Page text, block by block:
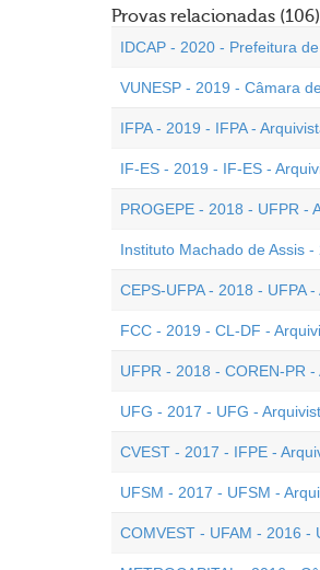
Provas relacionadas (106)
IDCAP - 2020 - Prefeitura
VUNESP - 2019 - Câmara
IFPA - 2019 - IFPA -
IF-ES - 2019 - IF-ES -
PROGEPE - 2018 - UFPR -
Instituto Machado de Assis
CEPS-UFPA - 2018 - UFPA -
FCC - 2019 - CL-DF -
UFPR - 2018 - COREN-PR -
UFG - 2017 - UFG -
CVEST - 2017 - IFPE -
UFSM - 2017 - UFSM -
COMVEST - UFAM - 2016 -